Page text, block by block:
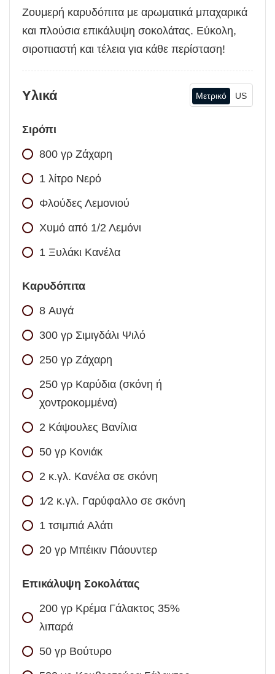
Ζουμερή καρυδόπιτα με αρωματικά μπαχαρικά
και πλούσια επικάλυψη σοκολάτας. Εύκολη,
σιροπιαστή και τέλεια για κάθε περίσταση!
Υλικά Μετρικό US
Σιρόπι
800 γρ Ζάχαρη
1 λίτρο Νερό
Φλούδες Λεμονιού
Χυμό από 1/2 Λεμόνι
1 Ξυλάκι Κανέλα
Καρυδόπιτα
8 Αυγά
300 γρ Σιμιγδάλι Ψιλό
250 γρ Ζάχαρη
250 γρ Καρύδια (σκόνη ή
χοντροκομμένα)
2 Κάψουλες Βανίλια
50 γρ Κονιάκ
2 κ.γλ. Κανέλα σε σκόνη
1⁄2 κ.γλ. Γαρύφαλλο σε σκόνη
1 τσιμπιά Αλάτι
20 γρ Μπέικιν Πάουντερ
Επικάλυψη Σοκολάτας
200 γρ Κρέμα Γάλακτος 35%
λιπαρά
50 γρ Βούτυρο